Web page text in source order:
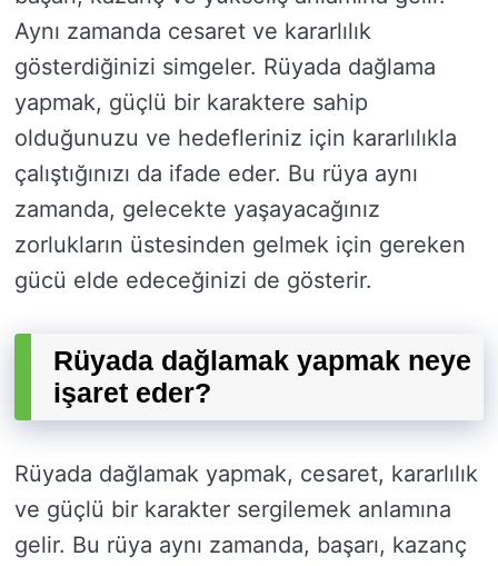
Aynı zamanda cesaret ve kararlılık
gösterdiğinizi simgeler. Rüyada dağlama
yapmak, güçlü bir karaktere sahip
olduğunuzu ve hedefleriniz için kararlılıkla
çalıştığınızı da ifade eder. Bu rüya aynı
zamanda, gelecekte yaşayacağınız
zorlukların üstesinden gelmek için gereken
gücü elde edeceğinizi de gösterir.
Rüyada dağlamak yapmak neye
işaret eder?
Rüyada dağlamak yapmak, cesaret, kararlılık
ve güçlü bir karakter sergilemek anlamına
gelir. Bu rüya aynı zamanda, başarı, kazanç